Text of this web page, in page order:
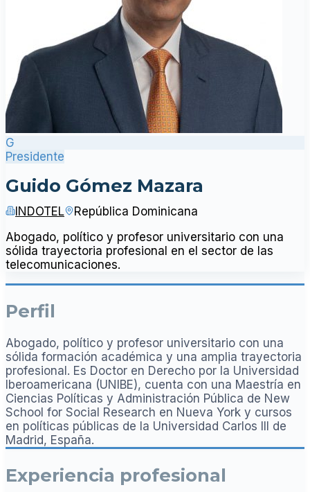
G
Presidente
Guido Gómez Mazara
INDOTEL
República Dominicana
Abogado, político y profesor universitario con una
sólida trayectoria profesional en el sector de las
telecomunicaciones.
Perfil
Abogado, político y profesor universitario con una
sólida formación académica y una amplia trayectoria
profesional. Es Doctor en Derecho por la Universidad
Iberoamericana (UNIBE), cuenta con una Maestría en
Ciencias Políticas y Administración Pública de New
School for Social Research en Nueva York y cursos
en políticas públicas de la Universidad Carlos III de
Madrid, España.
Experiencia profesional